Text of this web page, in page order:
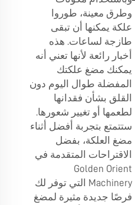
وطرق معينة، طوروا
علكة يمكنها أن تبقى
طازجة لساعات. هذه
أخبار رائعة لأنها تعني أنه
يمكنك مضغ علكتك
المفضلة طوال اليوم دون
القلق بشأن فقدانها
لطعمها أو تغيير شعورها.
ستتمتع بتجربة أفضل أثناء
مضغ العلكة، بفضل
الاقتراحات المتقدمة في
Golden Orient
Machinery التي توفر لك
فرصًا جديدة مثيرة لمضغ